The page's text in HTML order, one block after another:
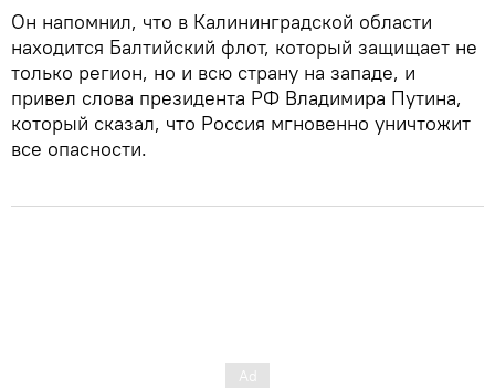
Он напомнил, что в Калининградской области
находится Балтийский флот, который защищает не
только регион, но и всю страну на западе, и
привел слова президента РФ Владимира Путина,
который сказал, что Россия мгновенно уничтожит
все опасности.